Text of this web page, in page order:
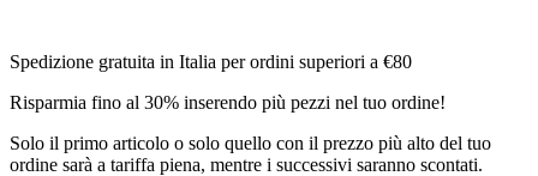
Spedizione gratuita in Italia per ordini superiori a €80
Risparmia fino al 30% inserendo più pezzi nel tuo ordine!
Solo il primo articolo o solo quello con il prezzo più alto del tuo
ordine sarà a tariffa piena, mentre i successivi saranno scontati.